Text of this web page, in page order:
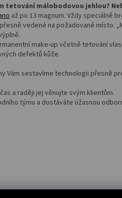
tetování málobodovou jehlou?
až po 13 magnum. Vždy speciálně
vedené na požadované místo.
make-up včetně tetování
defektů kůže.
Vám sestavíme technologii přesně
a raději jej věnujte svým klientům.
týmu a dostáváte úžasnou